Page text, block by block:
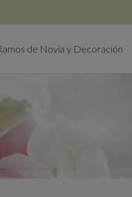
de Novia y Decoración